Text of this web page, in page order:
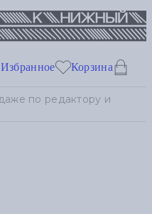
Избранное Корзина